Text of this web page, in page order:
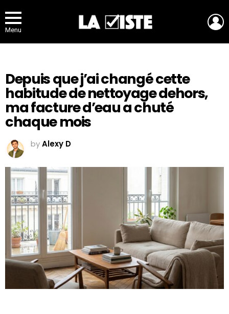
Menu
Depuis que j’ai changé cette
habitude de nettoyage dehors,
ma facture d’eau a chuté
chaque mois
byAlexy D